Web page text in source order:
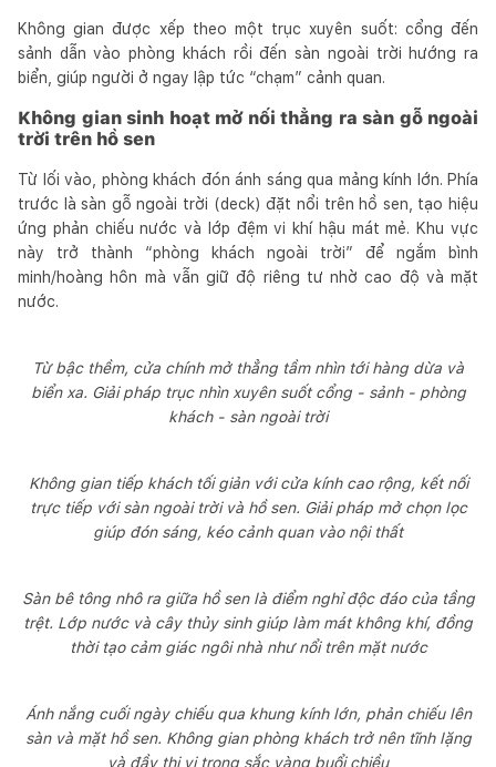
Không gian được xếp theo một trục xuyên suốt: cổng đến
sảnh dẫn vào phòng khách rồi đến sàn ngoài trời hướng ra
biển, giúp người ở ngay lập tức “chạm” cảnh quan.
Không gian sinh hoạt mở nối thẳng ra sàn gỗ ngoài
trời trên hồ sen
Từ lối vào, phòng khách đón ánh sáng qua mảng kính lớn. Phía
trước là sàn gỗ ngoài trời (deck) đặt nổi trên hồ sen, tạo hiệu
ứng phản chiếu nước và lớp đệm vi khí hậu mát mẻ. Khu vực
này trở thành “phòng khách ngoài trời” để ngắm bình
minh/hoàng hôn mà vẫn giữ độ riêng tư nhờ cao độ và mặt
nước.
Từ bậc thềm, cửa chính mở thẳng tầm nhìn tới hàng dừa và
biển xa. Giải pháp trục nhìn xuyên suốt cổng - sảnh - phòng
khách - sàn ngoài trời
Không gian tiếp khách tối giản với cửa kính cao rộng, kết nối
trực tiếp với sàn ngoài trời và hồ sen. Giải pháp mở chọn lọc
giúp đón sáng, kéo cảnh quan vào nội thất
Sàn bê tông nhô ra giữa hồ sen là điểm nghỉ độc đáo của tầng
trệt. Lớp nước và cây thủy sinh giúp làm mát không khí, đồng
thời tạo cảm giác ngôi nhà như nổi trên mặt nước
Ánh nắng cuối ngày chiếu qua khung kính lớn, phản chiếu lên
sàn và mặt hồ sen. Không gian phòng khách trở nên tĩnh lặng
và đầy thi vị trong sắc vàng buổi chiều